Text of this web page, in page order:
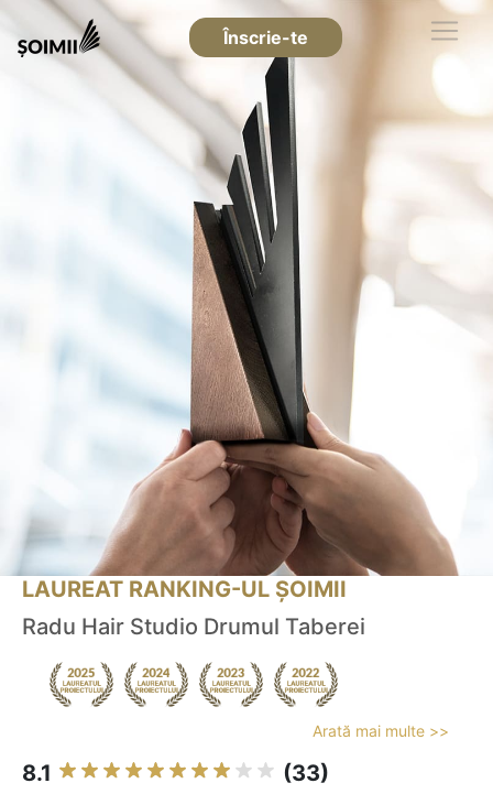
Înscrie-te
LAUREAT RANKING-UL ȘOIMII
Radu Hair Studio Drumul Taberei
Arată mai multe >>
8.1 (33)